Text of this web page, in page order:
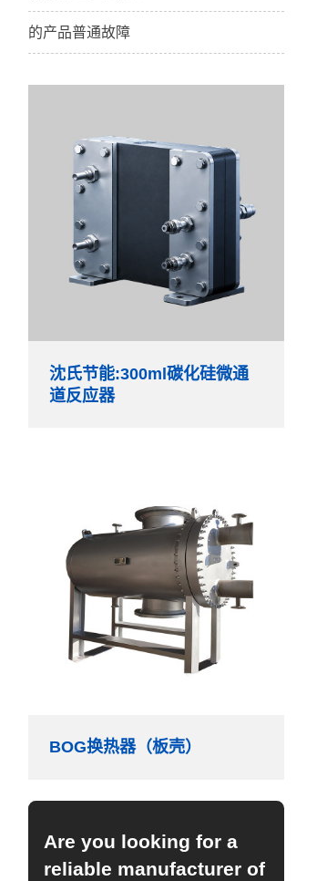
的产品普通故障
沈氏节能:300ml碳化硅微通
道反应器
BOG换热器（板壳）
Are you looking for a
reliable manufacturer of